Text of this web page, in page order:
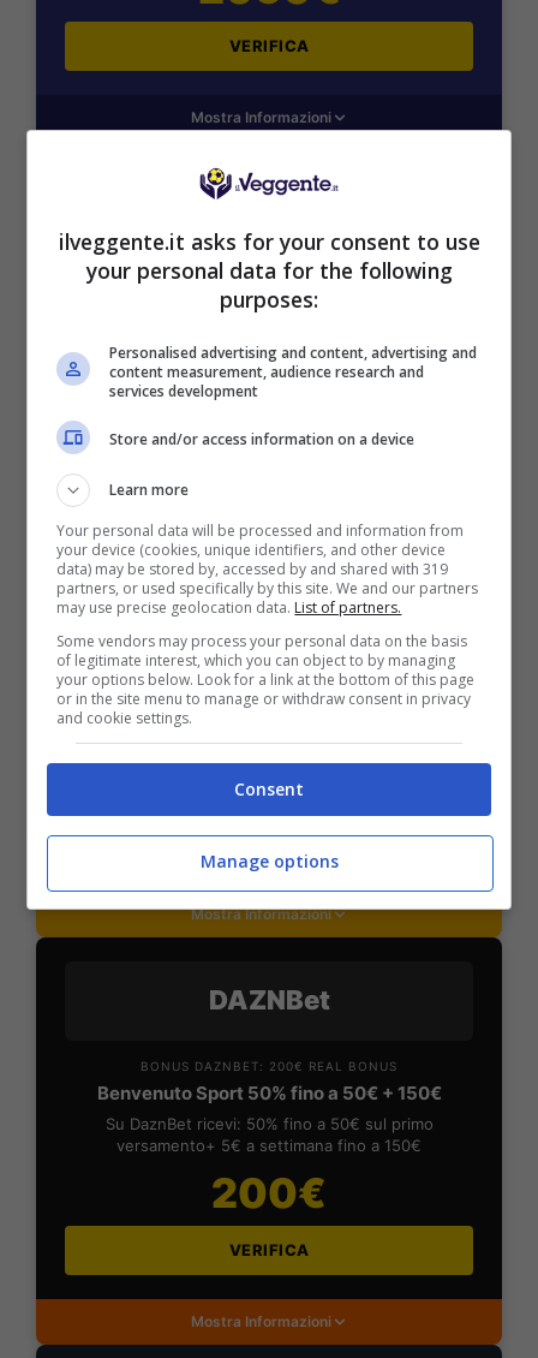
VERIFICA
Mostra Informazioni
SNAI
Bonus Benvenuto Sport: fino a 1.000€
50% sul deposito fino a 50€
1000€
PlanetWin365
BONUS PLANETWIN365: FINO A 2050€
Planetwin365: 2050€ per sport e scommesse
Iscrivendoti a PlanetWin365 ricevi: 100% fino a 2000€
in Bonus Scommesse + 100% fino a 50€ in Bonus
2050€
VERIFICA
Mostra Informazioni
DAZNBet
BONUS DAZNBET: 200€ REAL BONUS
Benvenuto Sport 50% fino a 50€ + 150€
Su DaznBet ricevi: 50% fino a 50€ sul primo
versamento+ 5€ a settimana fino a 150€
200€
VERIFICA
Mostra Informazioni
ilveggente.it asks for your consent to use
your personal data for the following
purposes:
Personalised advertising and content, advertising and
content measurement, audience research and
services development
Store and/or access information on a device
Learn more
Your personal data will be processed and information from
your device (cookies, unique identifiers, and other device
data) may be stored by, accessed by and shared with 319
partners, or used specifically by this site. We and our partners
may use precise geolocation data. List of partners.
Some vendors may process your personal data on the basis
of legitimate interest, which you can object to by managing
your options below. Look for a link at the bottom of this page
or in the site menu to manage or withdraw consent in privacy
and cookie settings.
Consent
Manage options